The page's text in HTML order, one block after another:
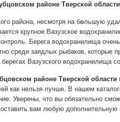
районе Тверской области
района, несмотря на большую
крупное Вазузское
Берега водохранилища
среди заядлых рыбаков, которые
Вазузского водохранилища
районе Тверской области
как нельзя лучше. В нашем
Уверены, что вы обязательно
вам любую